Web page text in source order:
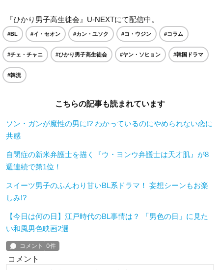
『ひかり男子高生徒会』U-NEXTにて配信中。
#BL #イ・セオン #カン・ユソク #コ・ウジン #コラム
#チェ・チャニ #ひかり男子高生徒会 #ヤン・ソヒョン #韓国ドラマ
#韓流
こちらの記事も読まれています
ソン・ガンが魔性の男に!? わかっているのにやめられない恋に
共感
自閉症の新米弁護士を描く『ウ・ヨンウ弁護士は天才肌』が8
週連続で第1位！
スイーツ男子のふんわり甘いBL系ドラマ！ 妄想シーンもお楽
しみ!?
【今日は何の日】江戸時代のBL事情は？ 「男色の日」に見た
い和風男色映画2選